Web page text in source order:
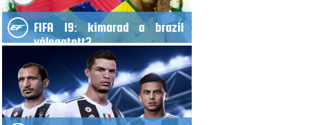
FIFA 19: kimarad a brazil
válogatott?